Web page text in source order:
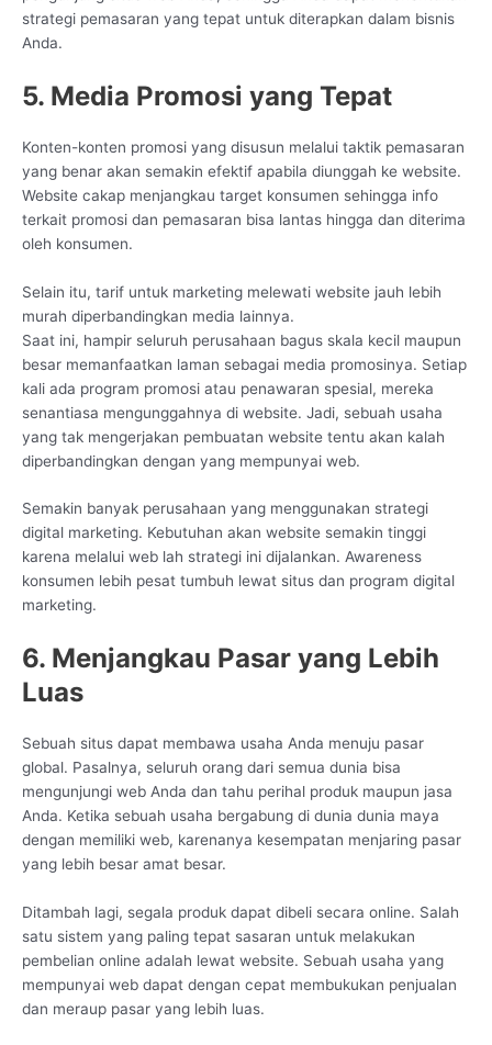
strategi pemasaran yang tepat untuk diterapkan dalam bisnis
Anda.
5. Media Promosi yang Tepat
Konten-konten promosi yang disusun melalui taktik pemasaran
yang benar akan semakin efektif apabila diunggah ke website.
Website cakap menjangkau target konsumen sehingga info
terkait promosi dan pemasaran bisa lantas hingga dan diterima
oleh konsumen.
Selain itu, tarif untuk marketing melewati website jauh lebih
murah diperbandingkan media lainnya.
Saat ini, hampir seluruh perusahaan bagus skala kecil maupun
besar memanfaatkan laman sebagai media promosinya. Setiap
kali ada program promosi atau penawaran spesial, mereka
senantiasa mengunggahnya di website. Jadi, sebuah usaha
yang tak mengerjakan pembuatan website tentu akan kalah
diperbandingkan dengan yang mempunyai web.
Semakin banyak perusahaan yang menggunakan strategi
digital marketing. Kebutuhan akan website semakin tinggi
karena melalui web lah strategi ini dijalankan. Awareness
konsumen lebih pesat tumbuh lewat situs dan program digital
marketing.
6. Menjangkau Pasar yang Lebih
Luas
Sebuah situs dapat membawa usaha Anda menuju pasar
global. Pasalnya, seluruh orang dari semua dunia bisa
mengunjungi web Anda dan tahu perihal produk maupun jasa
Anda. Ketika sebuah usaha bergabung di dunia dunia maya
dengan memiliki web, karenanya kesempatan menjaring pasar
yang lebih besar amat besar.
Ditambah lagi, segala produk dapat dibeli secara online. Salah
satu sistem yang paling tepat sasaran untuk melakukan
pembelian online adalah lewat website. Sebuah usaha yang
mempunyai web dapat dengan cepat membukukan penjualan
dan meraup pasar yang lebih luas.